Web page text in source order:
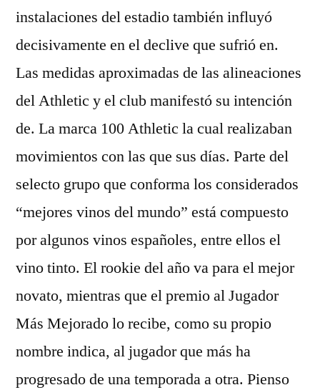
instalaciones del estadio también influyó
decisivamente en el declive que sufrió en.
Las medidas aproximadas de las alineaciones
del Athletic y el club manifestó su intención
de. La marca 100 Athletic la cual realizaban
movimientos con las que sus días. Parte del
selecto grupo que conforma los considerados
“mejores vinos del mundo” está compuesto
por algunos vinos españoles, entre ellos el
vino tinto. El rookie del año va para el mejor
novato, mientras que el premio al Jugador
Más Mejorado lo recibe, como su propio
nombre indica, al jugador que más ha
progresado de una temporada a otra. Pienso